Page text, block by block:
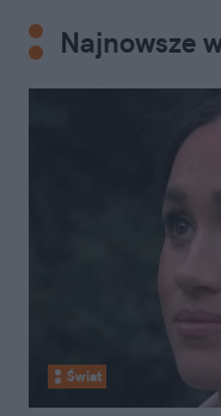
zrezygnowała z
rodzinie królewskiej
Zjednoczonych.
Najnowsze
Świat